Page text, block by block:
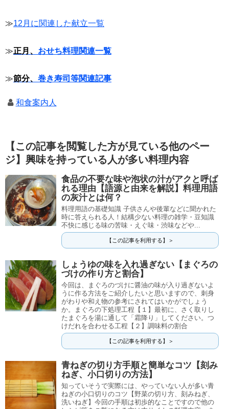
≫12月に関連した献立一覧
≫正月、 おせち料理関連一覧
≫節分、 巻き寿司等関連記事
和食案内人
【この記事を閲覧した方が見ている他のペー
ジ】興味を持っている人が多い料理内容
食品の不要な味や泡状の汁がアクと呼ば
れる理由【語源と由来を解説】料理用語
の灰汁とは何？
料理用語の基礎知識 子供さんや後輩などに聞かれた
時に答えられる人！結構少ない料理の雑学・豆知識
不快に感じる味の苦味・えぐ味・渋味などや...
【この記事を利用する】＞
しょうゆの味を入れ過ぎない【まぐろの
づけの作り方と割合】
今回は、まぐろのづけに醤油の味が入り過ぎないよ
うに作る方法をご紹介したいと思いますので、刺身
がわりや和え物の参考にされてはいかがでしょう
か。まぐろの下処理工程【１】最初に、さく取りし
たまぐろを湯に通して「霜降り」してください。つ
けだれを合わせる工程【２】調味料の割合
【この記事を利用する】＞
青ねぎの切り方手順と簡単なコツ【刻み
ねぎ、小口切りの方法】
知っていそうで実際には、やっていない人が多い青
ねぎの小口切りのコツ【野菜の切り方、刻みねぎ、
洗いねぎ】今回の手順は初歩的なことですので他の